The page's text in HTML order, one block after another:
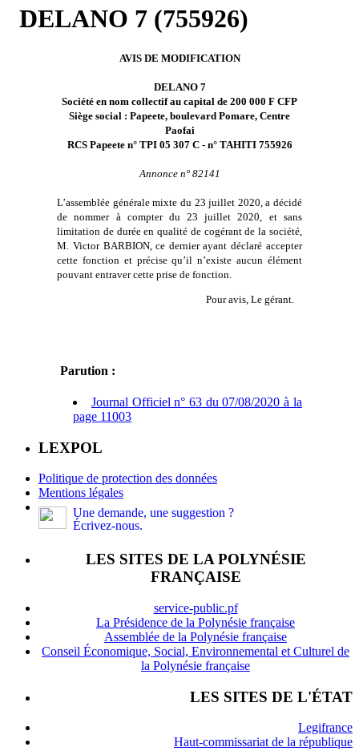
DELANO 7 (755926)
AVIS DE MODIFICATION
DELANO 7
Société en nom collectif au capital de 200 000 F CFP
Siège social : Papeete, boulevard Pomare, Centre
Paofai
RCS Papeete n° TPI 05 307 C - n° TAHITI 755926
Annonce n° 82141
L’assemblée générale mixte du 23 juillet 2020, a décidé
de nommer à compter du 23 juillet 2020, et sans
limitation de durée en qualité de cogérant de la société,
M. Victor BARBION, ce dernier ayant déclaré accepter
cette fonction et précise qu’il n’existe aucun élément
pouvant entraver cette prise de fonction.
Pour avis, Le gérant.
Parution :
Journal Officiel n° 63 du 07/08/2020 à la
page 11003
LEXPOL
Politique de protection des données
Mentions légales
Une demande, une suggestion ?
Écrivez-nous.
LES SITES DE LA POLYNÉSIE
FRANÇAISE
service-public.pf
La Présidence de la Polynésie française
Assemblée de la Polynésie française
Conseil Économique, Social, Environnemental et Culturel de
la Polynésie française
LES SITES DE L'ÉTAT
Legifrance
Haut-commissariat de la république